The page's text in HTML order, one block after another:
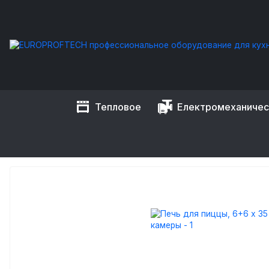
Тепловое
EUROPROFTECH Тепловое оборудование Печи для
ПЕЧЬ ДЛЯ ПИЦЦЫ, 6+6 Х